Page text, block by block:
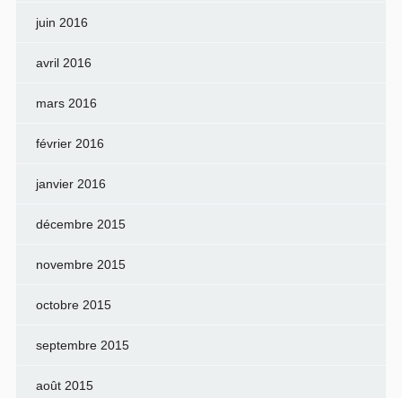
juin 2016
avril 2016
mars 2016
février 2016
janvier 2016
décembre 2015
novembre 2015
octobre 2015
septembre 2015
août 2015